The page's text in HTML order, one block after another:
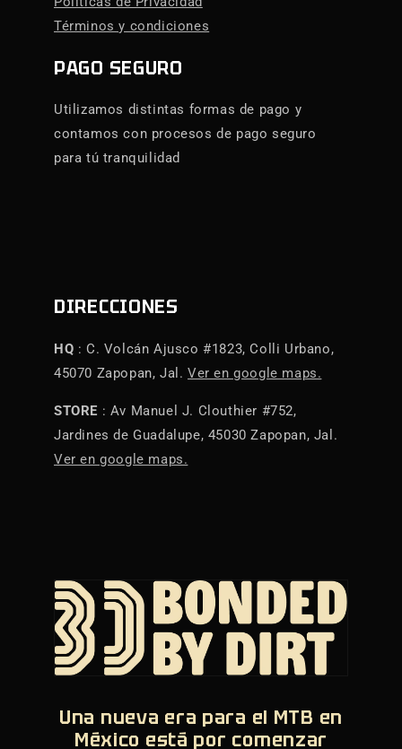
Términos y condiciones
PAGO SEGURO
Utilizamos distintas formas de pago y
contamos con procesos de pago seguro
para tú tranquilidad
DIRECCIONES
HQ : C. Volcán Ajusco #1823, Colli Urbano,
45070 Zapopan, Jal. Ver en google maps.
STORE : Av Manuel J. Clouthier #752,
Jardines de Guadalupe, 45030 Zapopan, Jal.
Ver en google maps.
Una nueva era para el MTB en
México está por comenzar